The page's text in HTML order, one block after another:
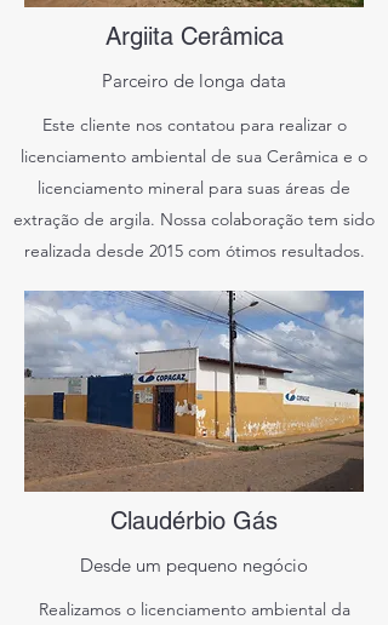
Argiita Cerâmica
Parceiro de longa data
Este cliente nos contatou para realizar o
licenciamento ambiental de sua Cerâmica e o
licenciamento mineral para suas áreas de
extração de argila. Nossa colaboração tem sido
realizada desde 2015 com ótimos resultados.
Claudérbio Gás
Desde um pequeno negócio
Realizamos o licenciamento ambiental da